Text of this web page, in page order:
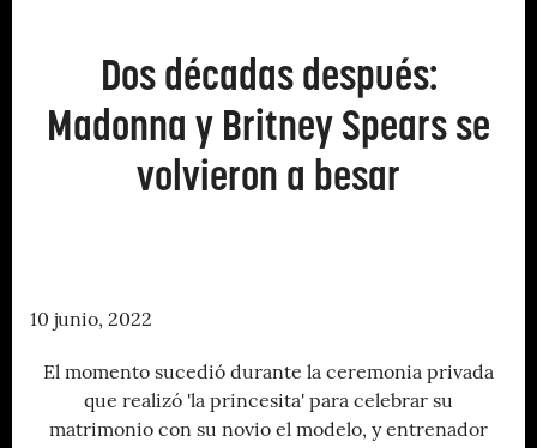
Dos décadas después:
Madonna y Britney Spears se
volvieron a besar
10 junio, 2022
El momento sucedió durante la ceremonia privada
que realizó 'la princesita' para celebrar su
matrimonio con su novio el modelo, y entrenador